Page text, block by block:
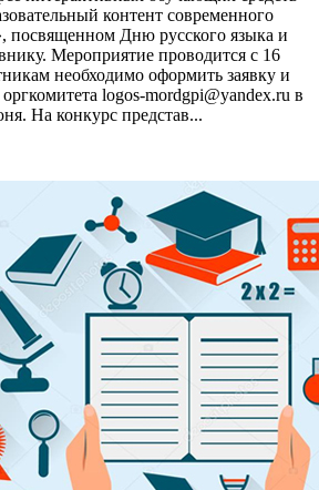
контент современного
посвященном Дню русского языка и
Мероприятие проводится с 16
необходимо оформить заявку и
logos-mordgpi@yandex.ru в
На конкурс представ...